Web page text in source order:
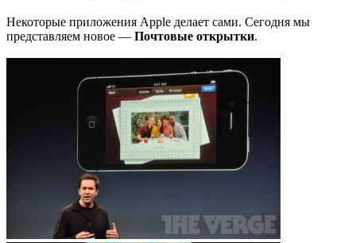
Некоторые приложения Apple делает сами. Сегодня мы
представляем новое — Почтовые открытки.